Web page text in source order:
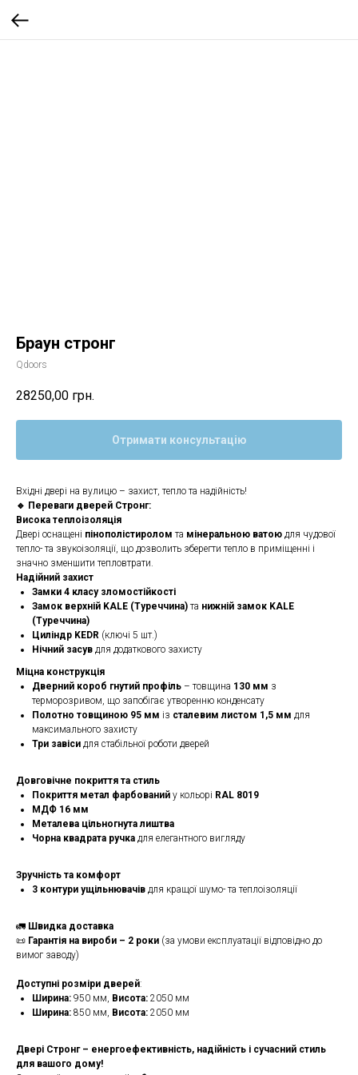
Браун стронг
Qdoors
28250,00 грн.
Отримати консультацію
Вхідні двері на вулицю – захист, тепло та надійність!
🔹 Переваги дверей Стронг:
Висока теплоізоляція
Двері оснащені пінополістиролом та мінеральною ватою для чудової
тепло- та звукоізоляції, що дозволить зберегти тепло в приміщенні і
значно зменшити тепловтрати.
Надійний захист
Замки 4 класу зломостійкості
Замок верхній KALE (Туреччина) та нижній замок KALE
(Туреччина)
Циліндр KEDR (ключі 5 шт.)
Нічний засув для додаткового захисту
Міцна конструкція
Дверний короб гнутий профіль – товщина 130 мм з
терморозривом, що запобігає утворенню конденсату
Полотно товщиною 95 мм із сталевим листом 1,5 мм для
максимального захисту
Три завіси для стабільної роботи дверей
Довговічне покриття та стиль
Покриття метал фарбований у кольорі RAL 8019
МДФ 16 мм
Металева цільногнута лиштва
Чорна квадрата ручка для елегантного вигляду
Зручність та комфорт
3 контури ущільнювачів для кращої шумо- та теплоізоляції
🚛 Швидка доставка
📜 Гарантія на вироби – 2 роки (за умови експлуатації відповідно до
вимог заводу)
Доступні розміри дверей:
Ширина: 950 мм, Висота: 2050 мм
Ширина: 850 мм, Висота: 2050 мм
Двері Стронг – енергоефективність, надійність і сучасний стиль
для вашого дому!